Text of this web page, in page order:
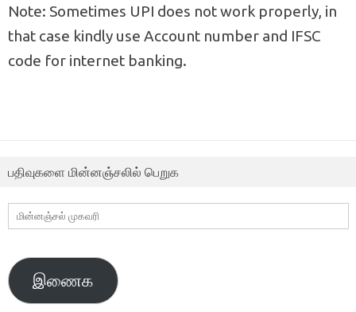
Note: Sometimes UPI does not work properly, in
that case kindly use Account number and IFSC
code for internet banking.
பதிவுகளை மின்னஞ்சலில் பெறுக
மின்னஞ்சல்
முகவரி
இணைக